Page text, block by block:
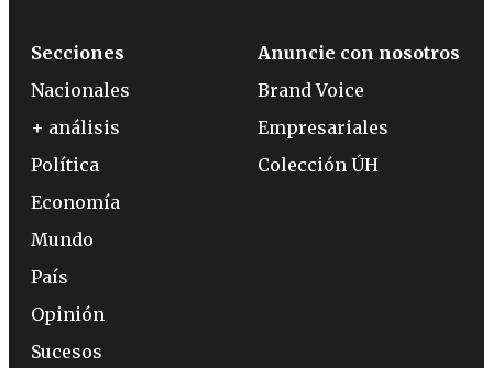
Secciones
Nacionales
+ análisis
Política
Economía
Mundo
País
Opinión
Sucesos
Anuncie con nosotros
Brand Voice
Empresariales
Colección ÚH